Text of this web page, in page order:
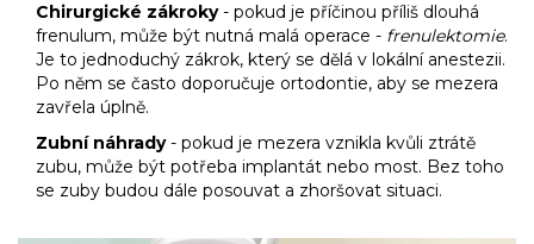
Chirurgické zákroky- pokud je příčinou příliš dlouhá
frenulum, může být nutná malá operace - frenulektomie.
Je to jednoduchý zákrok, který se dělá v lokální anestezii.
Po něm se často doporučuje ortodontie, aby se mezera
zavřela úplně.
Zubní náhrady- pokud je mezera vznikla kvůli ztrátě
zubu, může být potřeba implantát nebo most. Bez toho
se zuby budou dále posouvat a zhoršovat situaci.